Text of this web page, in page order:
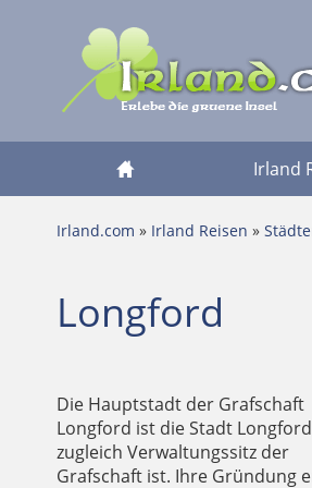
Irland
Irland.com » Irland Reisen »
Longford
Die Hauptstadt der Grafschaft
Longford ist die Stadt
zugleich Verwaltungssitz der
Grafschaft ist. Ihre Gründung